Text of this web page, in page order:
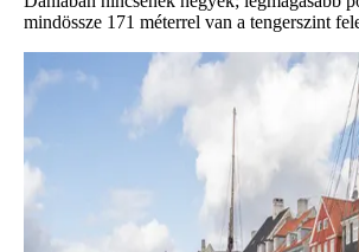
mindössze 171 méterrel van a tengerszint